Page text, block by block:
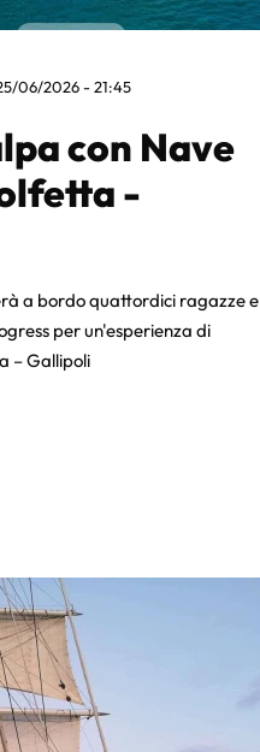
06/2026 - 21:45
con Nave
-
a bordo quattordici ragazze e
per un'esperienza di
– Gallipoli